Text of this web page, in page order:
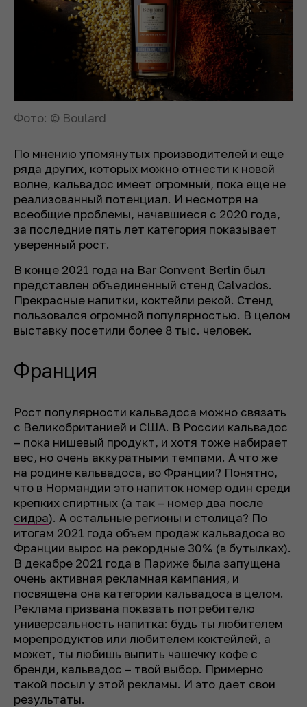
Фото: © Boulard
По мнению упомянутых производителей и еще
ряда других, которых можно отнести к новой
волне, кальвадос имеет огромный, пока еще не
реализованный потенциал. И несмотря на
всеобщие проблемы, начавшиеся с 2020 года,
за последние пять лет категория показывает
уверенный рост.
В конце 2021 года на Bar Convent Berlin был
представлен объединенный стенд Calvados.
Прекрасные напитки, коктейли рекой. Стенд
пользовался огромной популярностью. В целом
выставку посетили более 8 тыс. человек.
Франция
Рост популярности кальвадоса можно связать
с Великобританией и США. В России кальвадос
– пока нишевый продукт, и хотя тоже набирает
вес, но очень аккуратными темпами. А что же
на родине кальвадоса, во Франции? Понятно,
что в Нормандии это напиток номер один среди
крепких спиртных (а так – номер два после
сидра). А остальные регионы и столица? По
итогам 2021 года объем продаж кальвадоса во
Франции вырос на рекордные 30% (в бутылках).
В декабре 2021 года в Париже была запущена
очень активная рекламная кампания, и
посвящена она категории кальвадоса в целом.
Реклама призвана показать потребителю
универсальность напитка: будь ты любителем
морепродуктов или любителем коктейлей, а
может, ты любишь выпить чашечку кофе с
бренди, кальвадос – твой выбор. Примерно
такой посыл у этой рекламы. И это дает свои
результаты.